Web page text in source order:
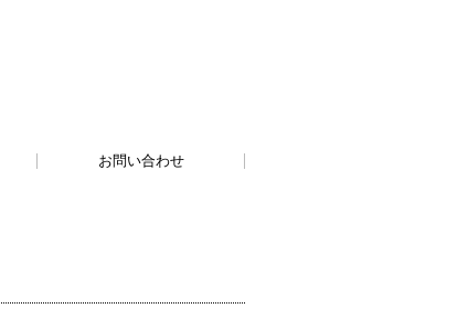
お問い合わせ